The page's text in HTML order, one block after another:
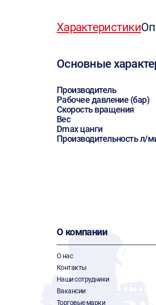
Характеристики
Основные
Производитель
Рабочее давление (бар)
Скорость вращения
Вес
Dmax цанги
Производительность л/
О компании
О нас
Контакты
Наши сотрудники
Вакансии
Торговые марки